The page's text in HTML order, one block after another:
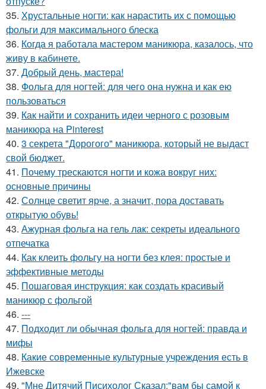
35. Хрустальные ногти: как нарастить их с помощью
фольги для максимального блеска
36. Когда я работала мастером маникюра, казалось, что
живу в кабинете.
37. Добрый день, мастера!
38. Фольга для ногтей: для чего она нужна и как ею
пользоваться
39. Как найти и сохранить идеи черного с розовым
маникюра на Pinterest
40. 3 секрета "Дорогого" маникюра, который не выдаст
свой бюджет.
41. Почему трескаются ногти и кожа вокруг них:
основные причины
42. Солнце светит ярче, а значит, пора доставать
открытую обувь!
43. Ажурная фольга на гель лак: секреты идеального
отпечатка
44. Как клеить фольгу на ногти без клея: простые и
эффективные методы
45. Пошаговая инструкция: как создать красивый
маникюр с фольгой
46. ---
47. Подходит ли обычная фольга для ногтей: правда и
мифы
48. Какие современные культурные учреждения есть в
Ижевске
49. "Мне Дитячий Писихолог Сказал:"вам бы самой к